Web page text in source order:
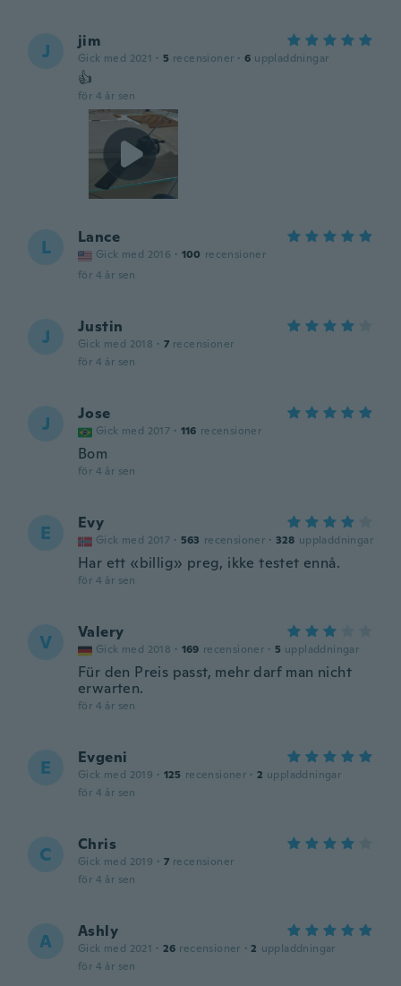
J jim
Gick med 2021 · 5 recensioner · 6 uppladdningar
👍
för 4 år sen
L Lance
Gick med 2016 · 100 recensioner
för 4 år sen
J Justin
Gick med 2018 · 7 recensioner
för 4 år sen
J Jose
Gick med 2017 · 116 recensioner
Bom
för 4 år sen
E Evy
Gick med 2017 · 563 recensioner · 328 uppladdningar
Har ett «billig» preg, ikke testet ennå.
för 4 år sen
V Valery
Gick med 2018 · 169 recensioner · 5 uppladdningar
Für den Preis passt, mehr darf man nicht
erwarten.
för 4 år sen
E Evgeni
Gick med 2019 · 125 recensioner · 2 uppladdningar
för 4 år sen
C Chris
Gick med 2019 · 7 recensioner
för 4 år sen
A Ashly
Gick med 2021 · 26 recensioner · 2 uppladdningar
för 4 år sen